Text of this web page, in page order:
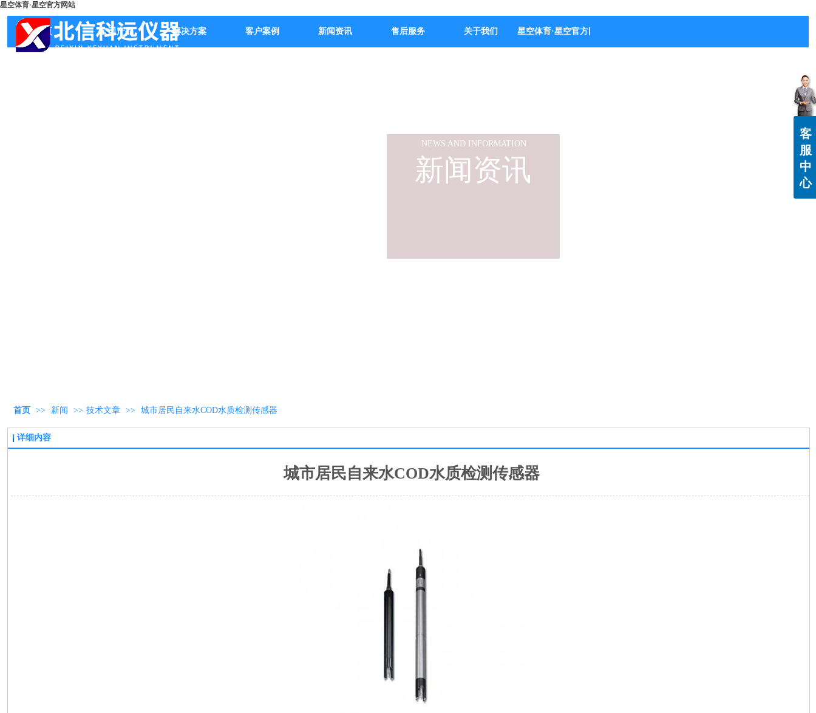
星空体育·星空官方网站
首页 公司产品 解决方案 客户案例 新闻资讯 售后服务 关于我们 星空体育·星空官方网站-星空体育（中国）
新闻资讯
NEWS AND INFORMATION
首页 >> 新闻 >> 技术文章 >> 城市居民自来水COD水质检测传感器
详细内容
城市居民自来水COD水质检测传感器
客
服
中
心